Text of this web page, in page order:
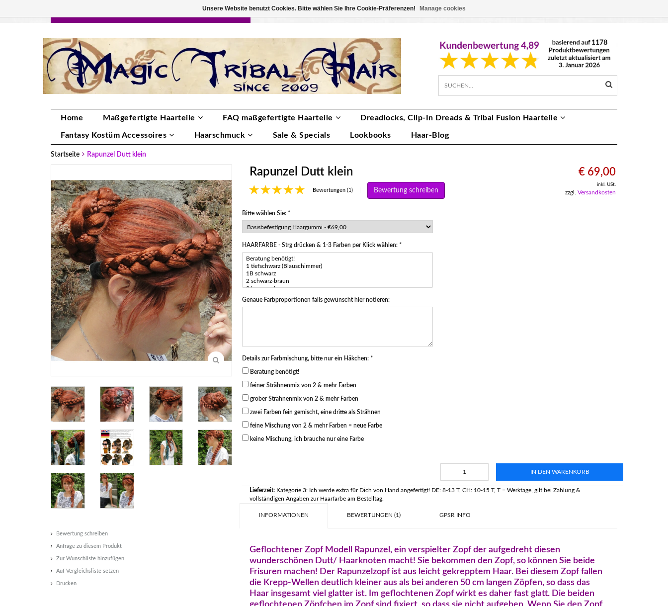
HANDGEFERTIGTE HAARTEILE, DEINE FARBE ANMELDEN 0 ARTIKEL €0,00
Home Maßgefertigte Haarteile FAQ maßgefertigte Haarteile Dreadlocks, Clip-In Dreads & Tribal Fusion Haarteile
Fantasy Kostüm Accessoires Haarschmuck Sale & Specials Lookbooks Haar-Blog
Startseite Rapunzel Dutt klein
Bewertung schreiben
Anfrage zu diesem Produkt
Zur Wunschliste hinzufügen
Auf Vergleichsliste setzen
Drucken
Rapunzel Dutt klein
Bewertungen (1) Bewertung schreiben
€ 69,00
inkl. USt.
zzgl.Versandkosten
Bitte wählen Sie: *
HAARFARBE - Strg drücken & 1-3 Farben per Klick wählen: *
Genaue Farbproportionen falls gewünscht hier notieren:
Details zur Farbmischung, bitte nur ein Häkchen: *
Beratung benötigt!
feiner Strähnenmix von 2 & mehr Farben
grober Strähnenmix von 2 & mehr Farben
zwei Farben fein gemischt, eine dritte als Strähnen
feine Mischung von 2 & mehr Farben = neue Farbe
keine Mischung, ich brauche nur eine Farbe
IN DEN WARENKORB
Lieferzeit: Kategorie 3: Ich werde extra für Dich von Hand angefertigt! DE: 8-13 T, CH: 10-15 T, T = Werktage, gilt bei Zahlung &
vollständigen Angaben zur Haarfarbe am Bestelltag.
INFORMATIONEN BEWERTUNGEN (1) GPSR INFO
Geflochtener Zopf Modell Rapunzel, ein verspielter Zopf der aufgedreht diesen
wunderschönen Dutt/ Haarknoten macht! Sie bekommen den Zopf, so können Sie beide
Frisuren machen! Der Rapunzelzopf ist aus leicht gekrepptem Haar. Bei diesem Zopf fallen
die Krepp-Wellen deutlich kleiner aus als bei anderen 50 cm langen Zöpfen, so dass das
Haar insgesamt viel glatter ist. Im geflochtenen Zopf wirkt es daher fast glatt. Die beiden
Unsere Website benutzt Cookies. Bitte wählen Sie Ihre Cookie-Präferenzen! Manage cookies